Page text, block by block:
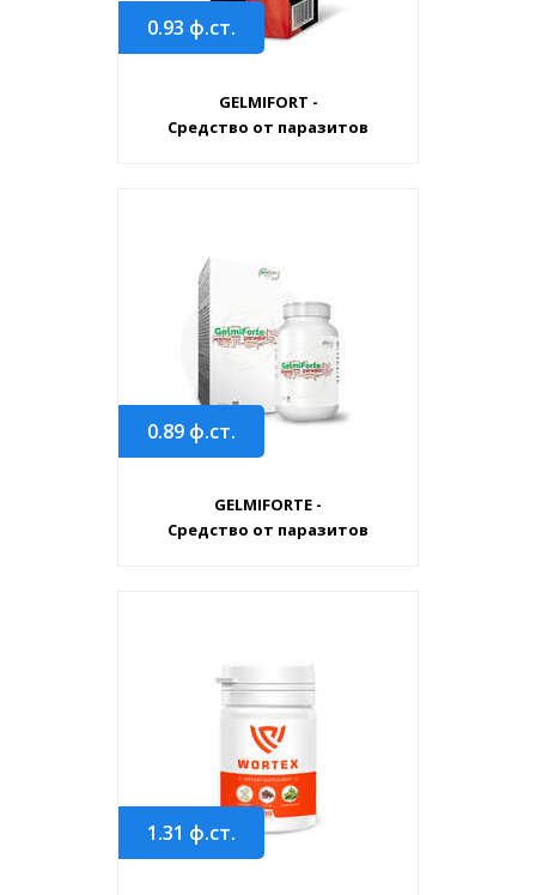
0.93 ф.ст.
GELMIFORT -
Средство от паразитов
0.89 ф.ст.
GELMIFORTE -
Средство от паразитов
1.31 ф.ст.